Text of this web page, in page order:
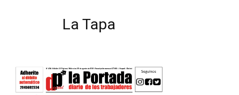
La Tapa